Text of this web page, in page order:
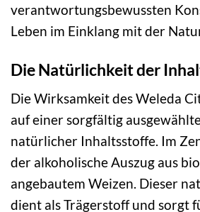
verantwortungsbewussten
Leben im Einklang mit der
Die Natürlichkeit der
Die Wirksamkeit des Weleda
auf einer sorgfältig
natürlicher Inhaltsstoffe. Im
der alkoholische Auszug aus
angebautem Weizen. Dieser
dient als Trägerstoff und sorgt